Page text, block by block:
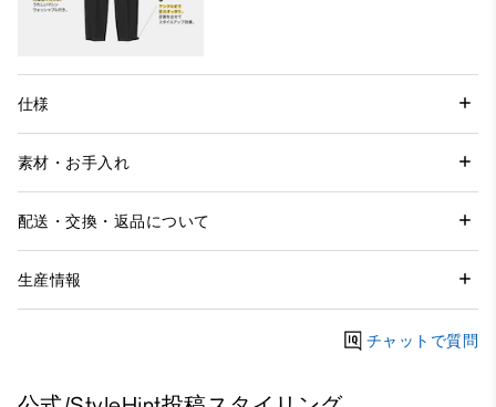
仕様
素材・お手入れ
配送・交換・返品について
生産情報
チャットで質問